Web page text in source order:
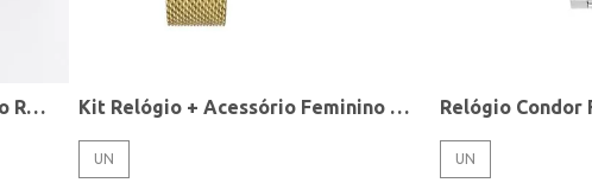
Relógio Smart Condor Feminino ROSE Kit Relógio + Acessório Feminino DOURADO
UN
Relógio Condor
UN